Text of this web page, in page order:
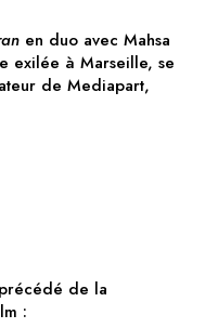
en duo avec Mahsa
exilée à Marseille, se
de Mediapart,
de la
: